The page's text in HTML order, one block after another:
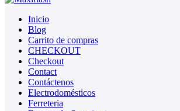
Inicio
Blog
Carrito de compras
CHECKOUT
Checkout
Contact
Contáctenos
Electrodomésticos
Ferreteria